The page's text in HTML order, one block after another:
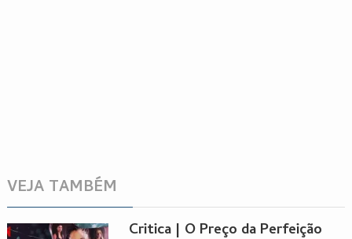
VEJA TAMBÉM
Critica | O Preço da Perfeição